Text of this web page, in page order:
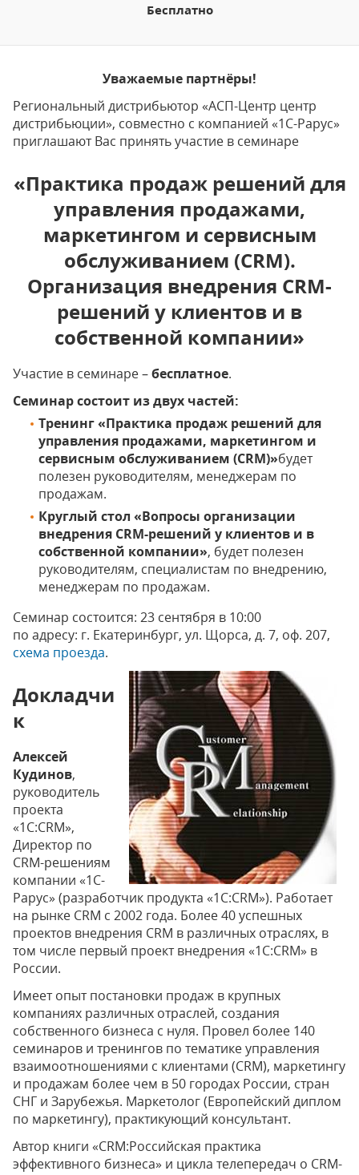
Бесплатно
Уважаемые партнёры!
Региональный дистрибьютор «АСП-Центр центр
дистрибьюции», совместно с компанией «1С-Рарус»
приглашают Вас принять участие в семинаре
«Практика продаж решений для
управления продажами,
маркетингом и сервисным
обслуживанием (CRM).
Организация внедрения CRM-
решений у клиентов и в
собственной компании»
Участие в семинаре –бесплатное.
Семинар состоит из двух частей:
Тренинг «Практика продаж решений для
управления продажами, маркетингом и
сервисным обслуживанием (CRM)»будет
полезен руководителям, менеджерам по
продажам.
Круглый стол «Вопросы организации
внедрения CRM-решений у клиентов и в
собственной компании», будет полезен
руководителям, специалистам по внедрению,
менеджерам по продажам.
Семинар состоится: 23 сентября в 10:00
по адресу: г. Екатеринбург, ул. Щорса, д. 7, оф. 207,
схема проезда.
Докладчи
к
Алексей
Кудинов,
руководитель
проекта
«1С:CRM»,
Директор по
CRM-решениям
компании «1С-
Рарус» (разработчик продукта «1С:CRM»). Работает
на рынке CRM с 2002 года. Более 40 успешных
проектов внедрения CRM в различных отраслях, в
том числе первый проект внедрения «1С:CRM» в
России.
Имеет опыт постановки продаж в крупных
компаниях различных отраслей, создания
собственного бизнеса с нуля. Провел более 140
семинаров и тренингов по тематике управления
взаимоотношениями с клиентами (CRM), маркетингу
и продажам более чем в 50 городах России, стран
СНГ и Зарубежья. Маркетолог (Европейский диплом
по маркетингу), практикующий консультант.
Автор книги «CRM:Российская практика
эффективного бизнеса» и цикла телепередач о CRM-